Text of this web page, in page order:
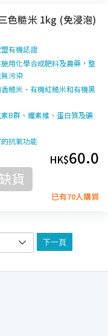
色糙米 1kg (免浸泡)
有機認證
用化學合成肥料及農藥，整
污染
糙米、有機紅糙米和有機黑
B群、纖素維、蛋白質及礦
抗氧功能
HK$60.0
貨
已有70人購買
下一頁